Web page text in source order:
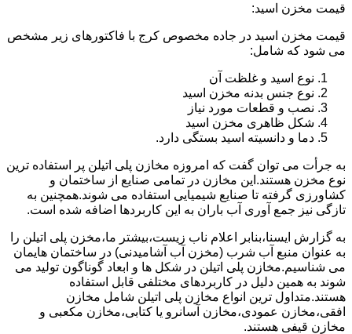
قیمت مخزن اسید:
قیمت مخزن اسید در جاده مخصوص کرج با فاکتورهای زیر مشخص
می شود که شامل:
نوع اسید و غلظت آن
نوع جنس بدنه مخزن اسید
نصب و قطعات مورد نیاز
شکل ظاهری مخزن اسید
دما و دانسیته اسید بستگی دارد.
به جرأت می توان گفت که امروزه مخازن پلی اتیلن پر استفاده ترین
نوع مخزن هستند.این مخازن در تمامی صنایع از ساختمان و
کشاورزی گرفته تا صنایع شیمیایی استفاده می شوند.همچنین به
تازگی نیز جمع آوری آب باران به این کاربردها اضافه شده است.
به گزارش ایسنا،بنابر اعلام ناب زیست،بیشتر ما،مخزن پلی اتیلن را
به عنوان منبع آب شرب (مخزن آب آشامیدنی) در ساختمان هایمان
می شناسیم.مخازن پلی اتیلن در شکل ها و ابعاد گوناگون تولید می
شوند به همین دلیل در کاربردهای مختلفی قابل استفاده
هستند.متداول ترین انواع مخازن پلی اتیلن شامل مخازن
افقی،مخازن عمودی،مخازن آسانرو یا کتابی،مخازن مکعبی و
مخازن قیفی هستند.